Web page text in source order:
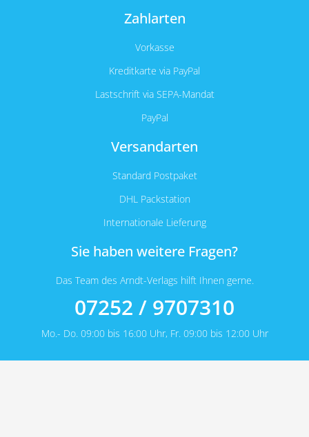
Zahlarten
Vorkasse
Kreditkarte via PayPal
Lastschrift via SEPA-Mandat
PayPal
Versandarten
Standard Postpaket
DHL Packstation
Internationale Lieferung
Sie haben weitere Fragen?
Das Team des Arndt-Verlags hilft Ihnen gerne.
07252 / 9707310
Mo.- Do. 09:00 bis 16:00 Uhr, Fr. 09:00 bis 12:00 Uhr